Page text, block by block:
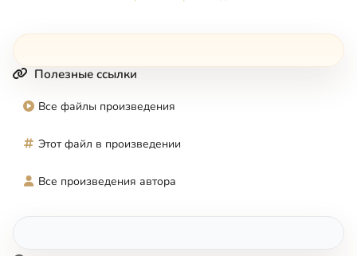
Полезные ссылки
Все файлы произведения
Этот файл в произведении
Все произведения автора